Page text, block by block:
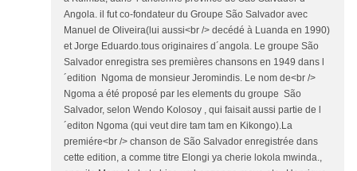
Angola. il fut co-fondateur du Groupe São Salvador avec
Manuel de Oliveira(lui aussi<br /> decédé à Luanda en 1990)
et Jorge Eduardo.tous originaires d´angola. Le groupe São
Salvador enregistra ses premières chansons en 1949 dans l
´edition Ngoma de monsieur Jeromindis. Le nom de<br />
Ngoma a été proposé par les elements du groupe São
Salvador, selon Wendo Kolosoy , qui faisait aussi partie de l
´editon Ngoma (qui veut dire tam tam en Kikongo).La
premiére<br /> chanson de São Salvador enregistrée dans
cette edition, a comme titre Elongi ya cherie lokola mwinda.,